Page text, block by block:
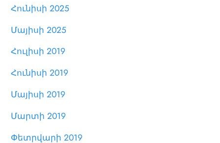
Հունիսի 2025
Մայիսի 2025
Հուլիսի 2019
Հունիսի 2019
Մայիսի 2019
Մարտի 2019
Փետրվարի 2019